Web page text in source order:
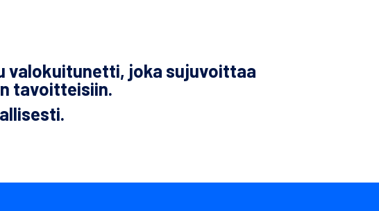
valokuitunetti, joka sujuvoittaa
tavoitteisiin.